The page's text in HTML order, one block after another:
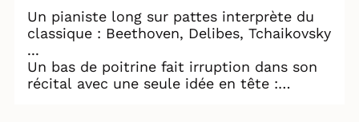
Un pianiste long sur pattes interprète du
classique : Beethoven, Delibes, Tchaikovsky
...
Un bas de poitrine fait irruption dans son
récital avec une seule idée en tête :